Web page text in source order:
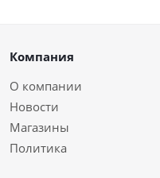
Компания
О компании
Новости
Магазины
Политика